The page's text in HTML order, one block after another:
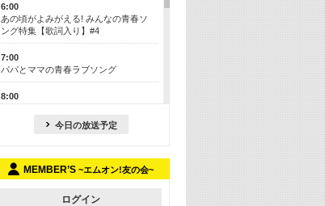
6:00
あの頃がよみがえる! みんなの青春ソ
ング特集【歌詞入り】#4
7:00
パパとママの青春ラブソング
8:00
13:00
今日の放送予定
MEMBER’S ~エムオン!友の会~
ログイン